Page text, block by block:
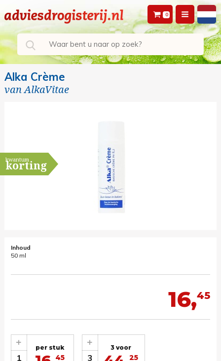
0
Alka Crème
vanAlkaVitae
kwantum
korting
Inhoud
50 ml
16,45
1
+ per stuk
45 3
+ 3 voor
25